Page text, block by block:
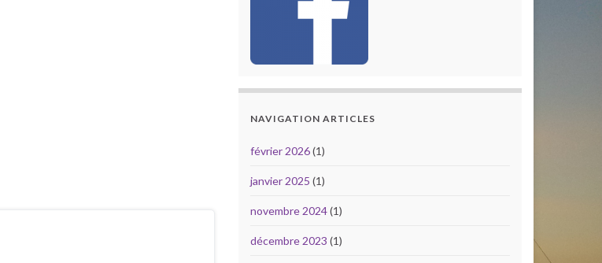
NAVIGATION ARTICLES
février 2026(1)
janvier 2025 (1)
novembre 2024(1)
décembre 2023 (1)